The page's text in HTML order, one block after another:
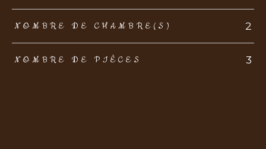
NOMBRE DE CHAMBRE(S) 2
NOMBRE DE PIÈCES 3